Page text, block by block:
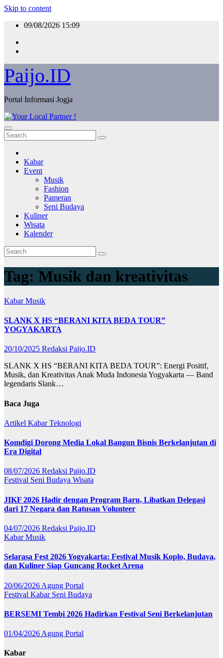
Skip to content
09/08/2026 15:09
Paijo.ID
Portal Informasi Jogja
Kabar
Event
Musik
Fashion
Pameran
Seni Budaya
Kuliner
Wisata
Kalender
Tag: Musik dan kreativitas
KabarMusik
SLANK X HS “BERANI KITA BEDA TOUR”
YOGYAKARTA
20/10/2025 Redaksi Paijo.ID
SLANK X HS “BERANI KITA BEDA TOUR”: Energi Positif,
Musik, dan Kreativitas Anak Muda Indonesia Yogyakarta — Band
legendaris Slank…
Baca Juga
Artikel KabarTeknologi
Komdigi Dorong Media Lokal Bangun Bisnis Berkelanjutan di
Era Digital
08/07/2026 Redaksi Paijo.ID
Festival Seni Budaya Wisata
JIKF 2026 Hadir dengan Program Baru, Libatkan Delegasi
dari 17 Negara dan Ratusan Volunteer
04/07/2026 Redaksi Paijo.ID
KabarMusik
Selarasa Fest 2026 Yogyakarta: Festival Musik Koplo, Budaya,
dan Kuliner Siap Guncang Rocket Arena
20/06/2026 Agung Portal
Festival Kabar Seni Budaya
BERSEMI Tembi 2026 Hadirkan Festival Seni Berkelanjutan
01/04/2026 Agung Portal
Kabar